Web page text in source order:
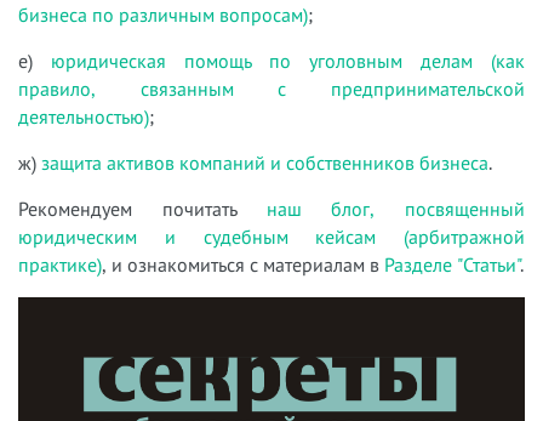
бизнеса по различным вопросам);
е) юридическая помощь по уголовным делам (как
правило, связанным с предпринимательской
деятельностью);
ж) защита активов компаний и собственников бизнеса.
Рекомендуем почитать наш блог, посвященный
юридическим и судебным кейсам (арбитражной
практике), и ознакомиться с материалам в Разделе "Статьи".